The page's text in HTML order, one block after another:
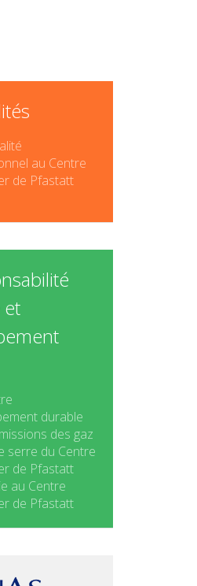
au Centre
de Pfastatt
et
durable
des gaz
serre du Centre
de Pfastatt
au Centre
de Pfastatt